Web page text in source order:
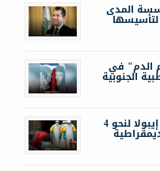
المدى
لتأسيسها
الدم" في
الجنوبية
ارتفاع عدد ضحايا فيروس إيبولا لنحو 4